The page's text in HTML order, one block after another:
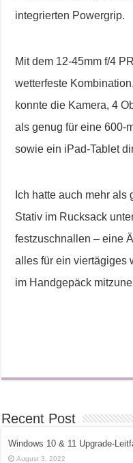
integrierten Powergrip.
Mit dem 12-45mm f/4
wetterfeste
konnte die Kamera, 4
als genug für eine 600-
sowie ein iPad-Tablet
Ich hatte auch mehr als
Stativ im Rucksack
festzuschnallen – eine
alles für ein viertägiges
im Handgepäck
Recent Post
Windows 10 & 11 Upgrade-
August 3, 2022